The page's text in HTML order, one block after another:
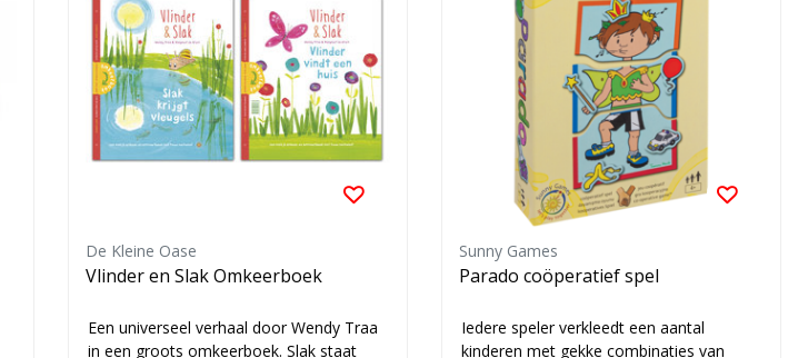
De Kleine Oase
Vlinder en Slak Omkeerboek
Een universeel verhaal door Wendy Traa
in een groots omkeerboek. Slak staat
Sunny Games
Parado coöperatief spel
Iedere speler verkleedt een aantal
kinderen met gekke combinaties van